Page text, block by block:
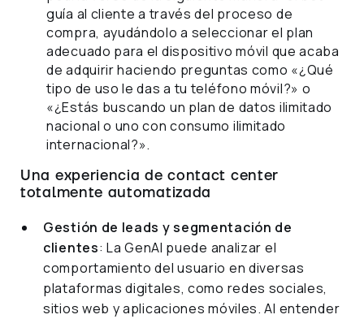
guía al cliente a través del proceso de
compra, ayudándolo a seleccionar el plan
adecuado para el dispositivo móvil que acaba
de adquirir haciendo preguntas como «¿Qué
tipo de uso le das a tu teléfono móvil?» o
«¿Estás buscando un plan de datos ilimitado
nacional o uno con consumo ilimitado
internacional?».
Una experiencia de contact center
totalmente automatizada
Gestión de leads y segmentación de
clientes: La GenAI puede analizar el
comportamiento del usuario en diversas
plataformas digitales, como redes sociales,
sitios web y aplicaciones móviles. Al entender